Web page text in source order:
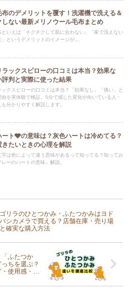
布のデメリットを覆す！洗濯機で洗える＆
しない最新メリノウール毛布まとめ
といえば「チクチクして肌に合わない」「家で洗えない
」というデメリットのイメージが...
ラックスピローの口コミは本当？効果な
評判と実際に使った結果
ックスピローの口コミは本当？「効果なし」「痛い」と
を実体験で検証。5分で感じた変化や向いている人・
分かりやすく解説します。
ート🩶の意味は？灰色ハートは冷めてる？
きたいときの心理を解説
字は色によって違う意味があるって知ってる？知ってお
レーのハートの意味』解説。
ゴリラのひとつかみ・ふたつかみはヨド
バシカメラで買える？店舗在庫・売り場
と確実な購入方法
ふたつか
ちを選ぶ？
使用感・お